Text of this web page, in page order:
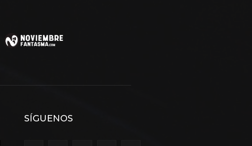
SÍGUENOS